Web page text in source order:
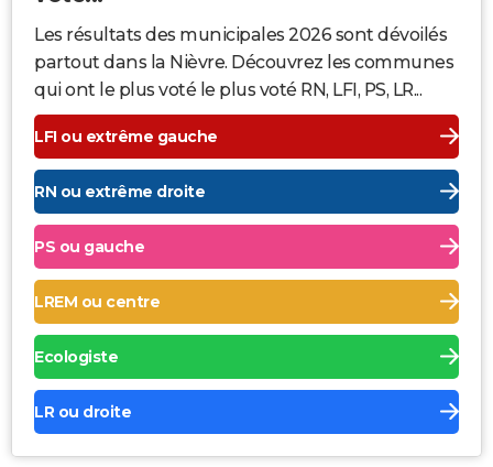
Les résultats des municipales 2026 sont dévoilés
partout dans la Nièvre. Découvrez les communes
qui ont le plus voté le plus voté RN, LFI, PS, LR...
LFI ou extrême gauche
RN ou extrême droite
PS ou gauche
LREM ou centre
Ecologiste
LR ou droite